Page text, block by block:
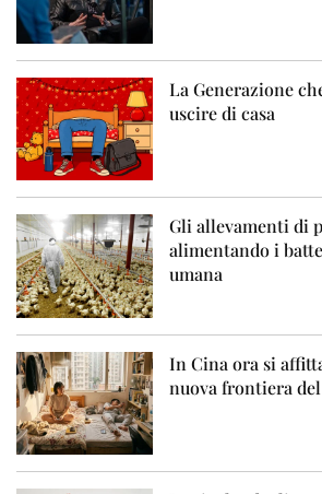
La Generazione
uscire di casa
Gli allevamenti di
alimentando i
umana
In Cina ora si
nuova frontiera